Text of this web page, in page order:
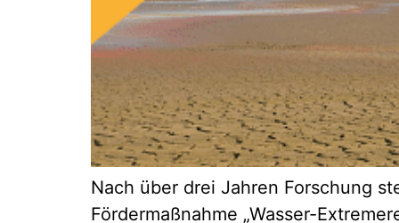
Nach über drei Jahren Forschung
Fördermaßnahme „Wasser-